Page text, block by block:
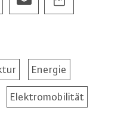
Energie
Elektromobilität